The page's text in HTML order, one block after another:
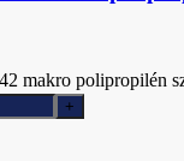
makro polipropilén